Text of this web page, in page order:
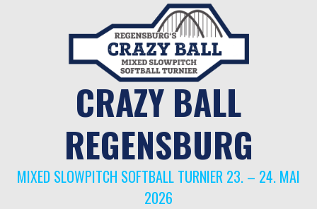
CRAZY BALL
REGENSBURG
MIXED SLOWPITCH SOFTBALL TURNIER 23. – 24. MAI
2026